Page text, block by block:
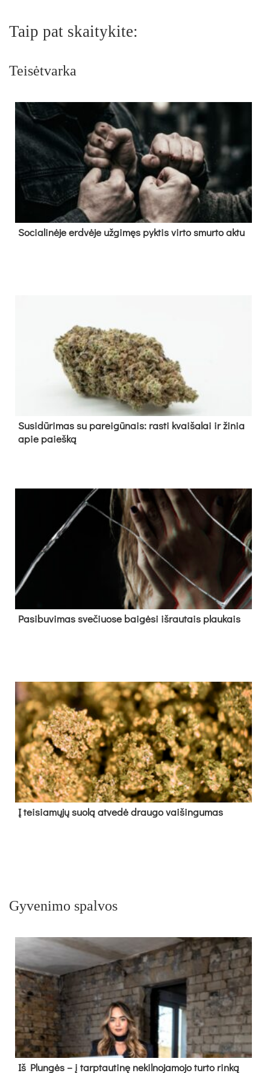
Taip pat skaitykite:
Teisėtvarka
So­cia­li­nė­je erd­vė­je už­gi­męs pyk­tis vir­to smur­to ak­tu
Su­si­dū­ri­mas su pa­rei­gū­nais: ras­ti kvai­ša­lai ir ži­nia
apie paieš­ką
Pa­si­bu­vi­mas sve­čiuo­se bai­gė­si iš­rau­tais plau­kais
Į tei­sia­mų­jų suo­lą at­ve­dė drau­go vai­šin­gu­mas
Gyvenimo spalvos
Iš Plungės – į tarptautinę nekilnojamojo turto rinką